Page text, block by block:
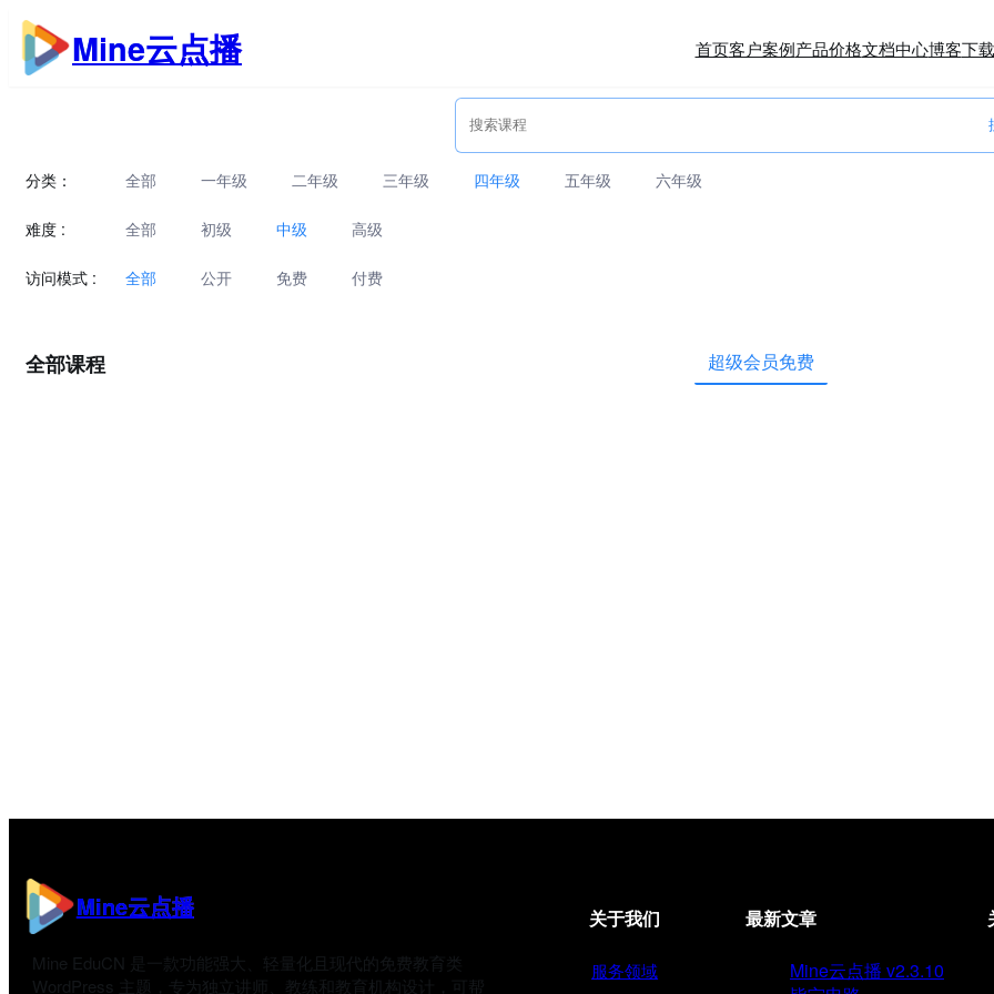
跳
至
内
Mine云点播 首页客户案例产品价格文档中心博客下载
分类： 全部 一年级 二年级 三年级 四年级 五年级 六年级
难度 : 全部 初级 中级 高级
访问模式 : 全部 公开 免费 付费
全部课程 超级会员免费
Mine云点播
Mine EduCN 是一款功能强大、轻量化且现代的免费教育类
WordPress 主题，专为独立讲师、教练和教育机构设计，可帮
关于我们
服务领域
最新文章
Mine云点播 v2.3.10